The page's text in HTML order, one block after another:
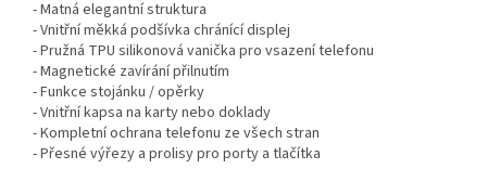
- Matná elegantní struktura
- Vnitřní měkká podšívka chránící displej
- Pružná TPU silikonová vanička pro vsazení telefonu
- Magnetické zavírání přilnutím
- Funkce stojánku / opěrky
- Vnitřní kapsa na karty nebo doklady
- Kompletní ochrana telefonu ze všech stran
- Přesné výřezy a prolisy pro porty a tlačítka